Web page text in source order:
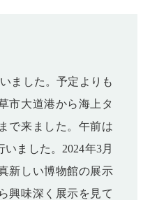
ました。予定よりも
市大道港から海上タ
で来ました。午前は
ました。 2024年3月
新しい博物館の展示
興味深く展示を見て